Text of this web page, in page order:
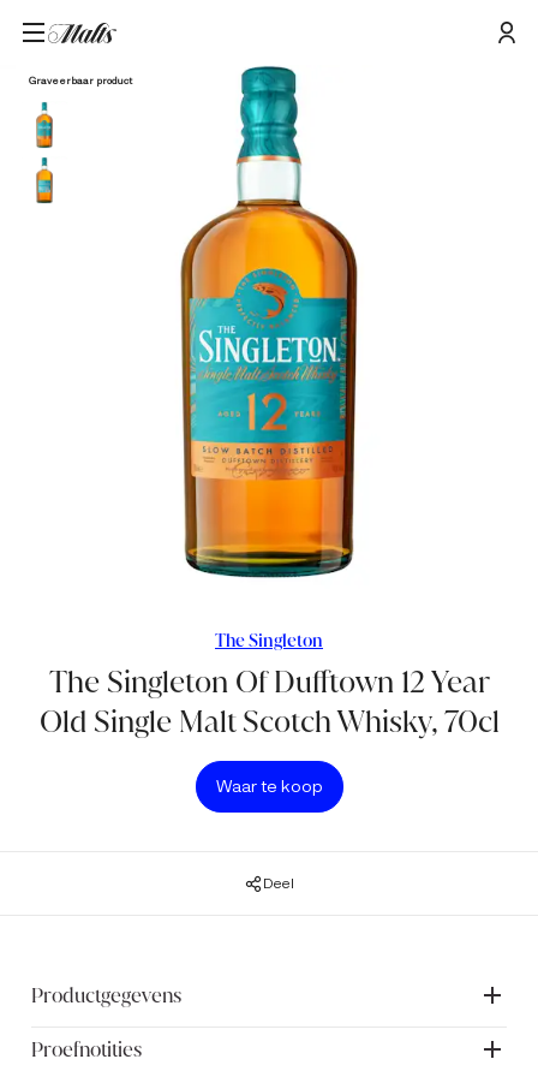
Home/Producten/The Singleton Of Dufftown 12 Year Old Single Malt Scotch Whisky, 70cl
Graveerbaar product
The Singleton
The Singleton Of Dufftown 12 Year
Old Single Malt Scotch Whisky, 70cl
Waar te koop
Deel
Productgegevens
The Singleton of Dufftown wordt gedistilleerd in de
Proefnotities